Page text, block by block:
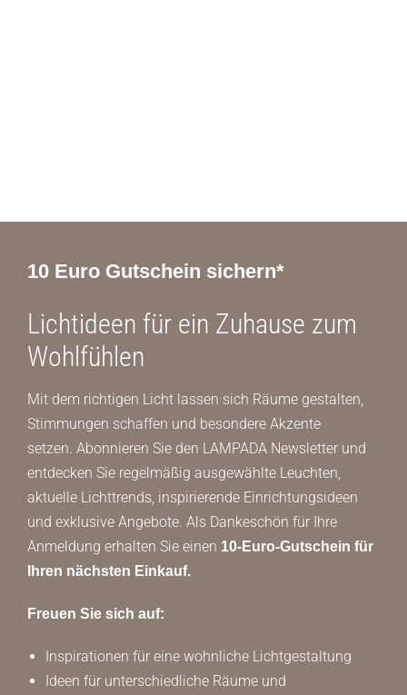
10 Euro Gutschein sichern*
Lichtideen für ein Zuhause zum
Wohlfühlen
Mit dem richtigen Licht lassen sich Räume gestalten,
Stimmungen schaffen und besondere Akzente
setzen. Abonnieren Sie den LAMPADA Newsletter und
entdecken Sie regelmäßig ausgewählte Leuchten,
aktuelle Lichttrends, inspirierende Einrichtungsideen
und exklusive Angebote. Als Dankeschön für Ihre
Anmeldung erhalten Sie einen 10-Euro-Gutschein für
Ihren nächsten Einkauf.
Freuen Sie sich auf:
Inspirationen für eine wohnliche Lichtgestaltung
Ideen für unterschiedliche Räume und